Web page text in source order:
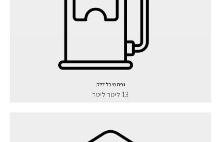
נפח מיכל דלק
13 ליטר ליטר